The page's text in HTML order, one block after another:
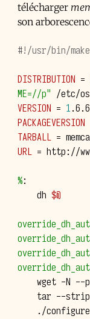
télécharger
son
#!/usr/bin/
DISTRIBUTION =
ME=//p" /etc/
VERSION = 1
PACKAGEVERSION
TARBALL =
URL = http://
%:
dh $@
wget -N --
tar --strip-
./configure